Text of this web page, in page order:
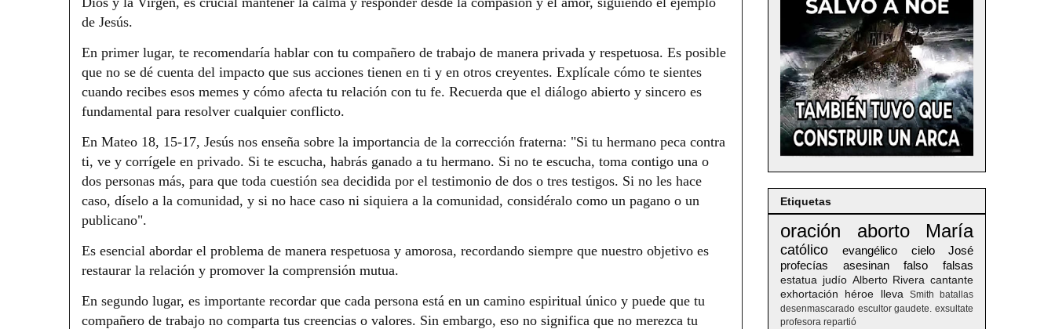
de Jesús.
En primer lugar, te recomendaría hablar con tu compañero de trabajo de manera privada y respetuosa. Es posible
que no se dé cuenta del impacto que sus acciones tienen en ti y en otros creyentes. Explícale cómo te sientes
cuando recibes esos memes y cómo afecta tu relación con tu fe. Recuerda que el diálogo abierto y sincero es
fundamental para resolver cualquier conflicto.
En Mateo 18, 15-17, Jesús nos enseña sobre la importancia de la corrección fraterna: "Si tu hermano peca contra
ti, ve y corrígele en privado. Si te escucha, habrás ganado a tu hermano. Si no te escucha, toma contigo una o
dos personas más, para que toda cuestión sea decidida por el testimonio de dos o tres testigos. Si no les hace
caso, díselo a la comunidad, y si no hace caso ni siquiera a la comunidad, considéralo como un pagano o un
publicano".
Es esencial abordar el problema de manera respetuosa y amorosa, recordando siempre que nuestro objetivo es
restaurar la relación y promover la comprensión mutua.
En segundo lugar, es importante recordar que cada persona está en un camino espiritual único y puede que tu
compañero de trabajo no comparta tus creencias o valores. Sin embargo, eso no significa que no merezca tu
Etiquetas
oración aborto María
católico evangélico cielo
José
profecías
asesinan falso falsas
estatua judío Alberto Rivera cantante
exhortación
héroe lleva Smith
batallas
desenmascarado escultor gaudete. exsultate
profesora repartió